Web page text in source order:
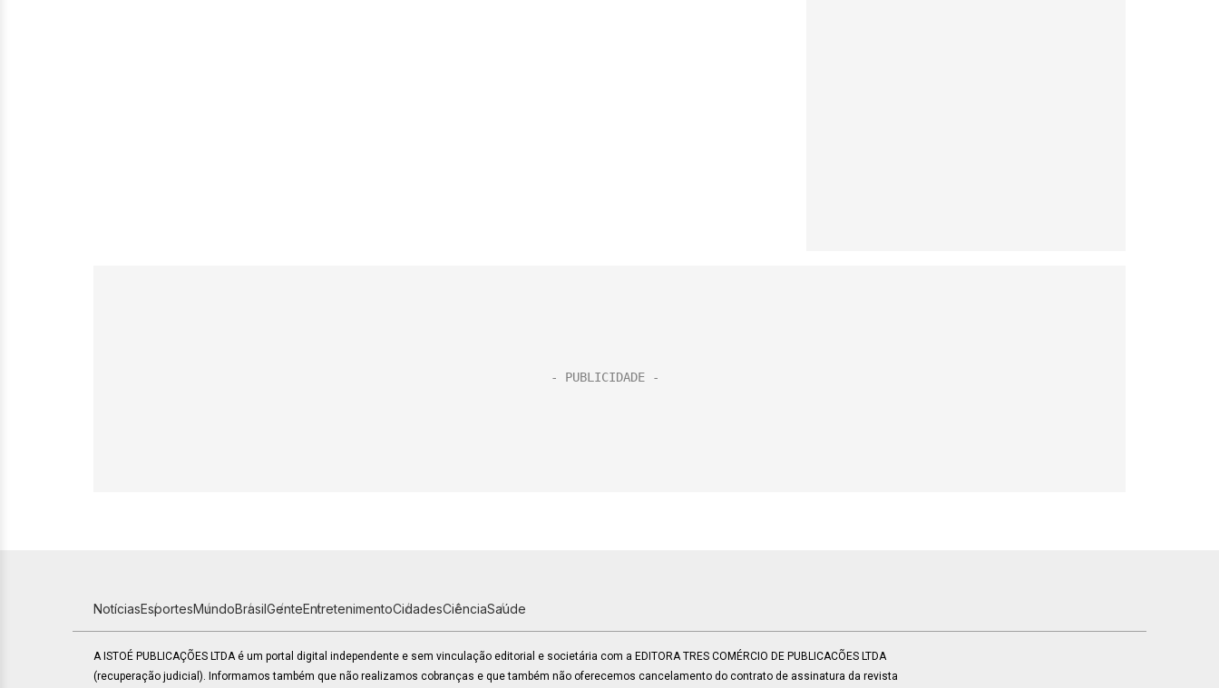
NotíciasEsportesMundoBrasilGenteEntretenimentoCidadesCiênciaSaúde
A ISTOÉ PUBLICAÇÕES LTDA é um portal digital independente e sem vinculação editorial e societária com a EDITORA TRES COMÉRCIO DE PUBLICACÕES LTDA
(recuperação judicial). Informamos também que não realizamos cobranças e que também não oferecemos cancelamento do contrato de assinatura da revista